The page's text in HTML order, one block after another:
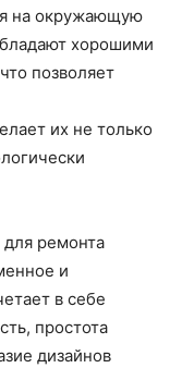
на окружающую
хорошими
позволяет
их не только
ремонта
и
в себе
простота
дизайнов